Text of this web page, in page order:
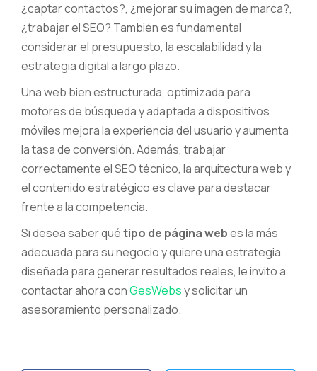
¿captar contactos?, ¿mejorar su imagen de marca?,
¿trabajar el SEO? También es fundamental
considerar el presupuesto, la escalabilidad y la
estrategia digital a largo plazo.
Una web bien estructurada, optimizada para
motores de búsqueda y adaptada a dispositivos
móviles mejora la experiencia del usuario y aumenta
la tasa de conversión. Además, trabajar
correctamente el SEO técnico, la arquitectura web y
el contenido estratégico es clave para destacar
frente a la competencia.
Si desea saber quétipo de página webes la más
adecuada para su negocio y quiere una estrategia
diseñada para generar resultados reales, le invito a
contactar ahora conGesWebsy solicitar un
asesoramiento personalizado.